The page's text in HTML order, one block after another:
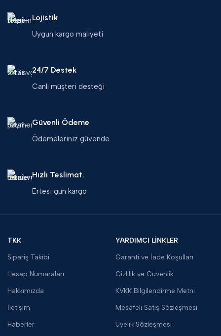
Lojistik
Uygun kargo maliyeti
24/7 Destek
Canlı müşteri desteği
Güvenli Ödeme
Ödemeleriniz güvende
Hızlı Teslimat.
Ertesi gün kargo
TKK
Sipariş Takibi
Hesap Numaraları
Hakkımızda
İletişim
Haberler
YARDIMCI LİNKLER
Garanti ve İade Koşulları
Gizlilik ve Güvenlik
KVKK Bilgilendirme Metni
Mesafeli Satış Sözleşmesi
Üyelik Sözleşmesi